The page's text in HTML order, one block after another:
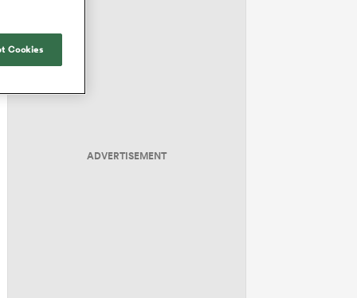
ADVERTISEMENT
Cookies